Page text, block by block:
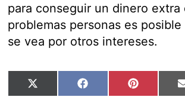
para conseguir un dinero extra
problemas personas es
se vea por otros intereses.
Compartir
en
X
(Twitter)
Compartir
en
Facebook Compartir
en
Pinterest